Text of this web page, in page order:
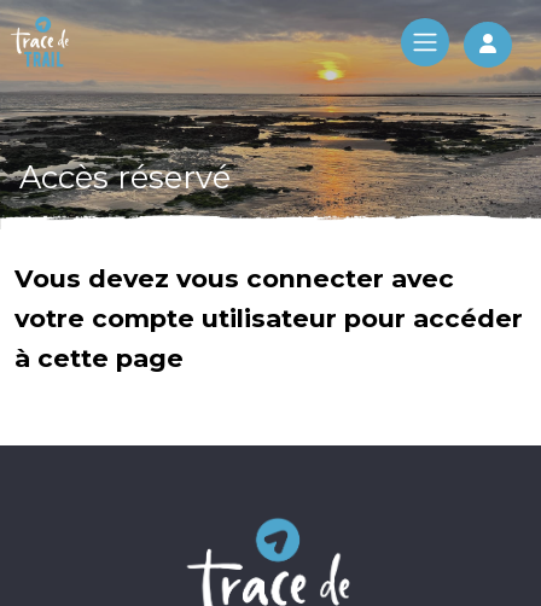
Log
Accès réservé
Vous devez vous connecter avec
votre compte utilisateur pour accéder
à cette page